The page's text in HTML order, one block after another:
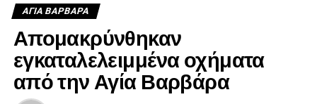
ΑΓΙΑ ΒΑΡΒΑΡΑ
Απομακρύνθηκαν
εγκαταλελειμμένα οχήματα
από την Αγία Βαρβάρα